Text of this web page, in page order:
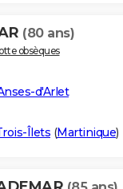
(80 ans)
obsèques
d'Arlet
Îlets (Martinique)